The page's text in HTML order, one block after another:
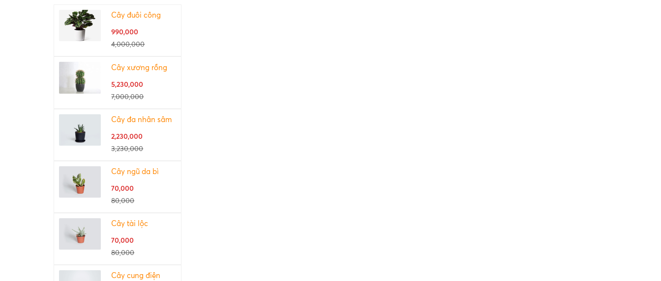
Cây đuôi công
990,000
4,000,000
Cây xương rồng
5,230,000
7,000,000
Cây đa nhân sâm
2,230,000
3,230,000
Cây ngũ da bì
70,000
80,000
Cây tài lộc
70,000
80,000
Cây cung điện